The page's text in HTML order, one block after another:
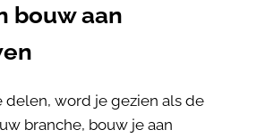
bouw aan
delen, word je gezien als de
branche, bouw je aan